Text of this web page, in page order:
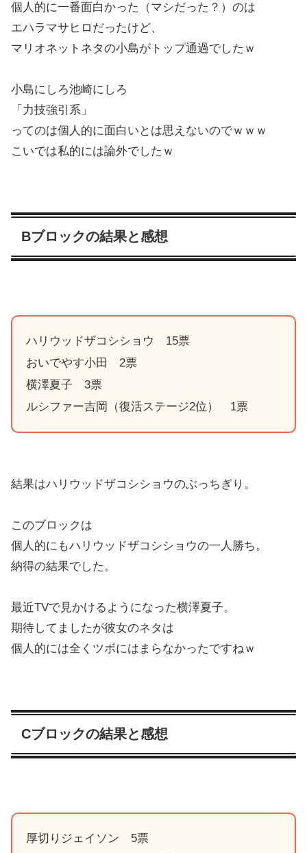
個人的に一番面白かった（マシだった？）のは
エハラマサヒロだったけど、
マリオネットネタの小島がトップ通過でしたｗ
小島にしろ池崎にしろ
「力技強引系」
ってのは個人的に面白いとは思えないのでｗｗｗ
こいでは私的には論外でしたｗ
Bブロックの結果と感想
ハリウッドザコシショウ 15票
おいでやす小田 2票
横澤夏子 3票
ルシファー吉岡（復活ステージ2位） 1票
結果はハリウッドザコシショウのぶっちぎり。
このブロックは
個人的にもハリウッドザコシショウの一人勝ち。
納得の結果でした。
最近TVで見かけるようになった横澤夏子。
期待してましたが彼女のネタは
個人的には全くツボにはまらなかったですねｗ
Cブロックの結果と感想
厚切りジェイソン 5票